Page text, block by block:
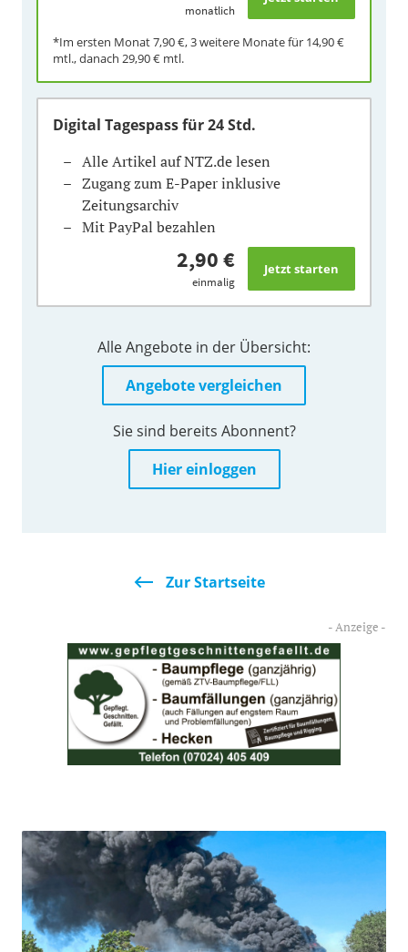
monatlich
*Im ersten Monat7,90 €, 3 weitere Monate für 14,90 €
mtl., danach 29,90 € mtl.
Digital Tagespassfür 24 Std.
Alle Artikel auf NTZ.de lesen
Zugang zum E-Paper inklusive
Zeitungsarchiv
Mit PayPal bezahlen
2,90 €
einmalig
Alle Angebote in der Übersicht:
Angebote vergleichen
Sie sind bereits Abonnent?
Hier einloggen
Zur Startseite